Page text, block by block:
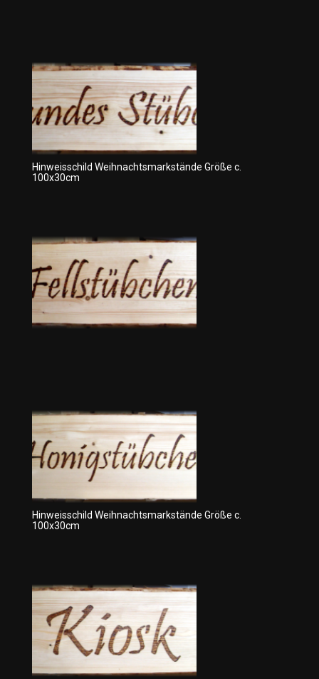
Hinweisschild Weihnachtsmarkstände Größe c.
100x30cm
Hinweisschild Weihnachtsmarkstände Größe c.
100x30cm